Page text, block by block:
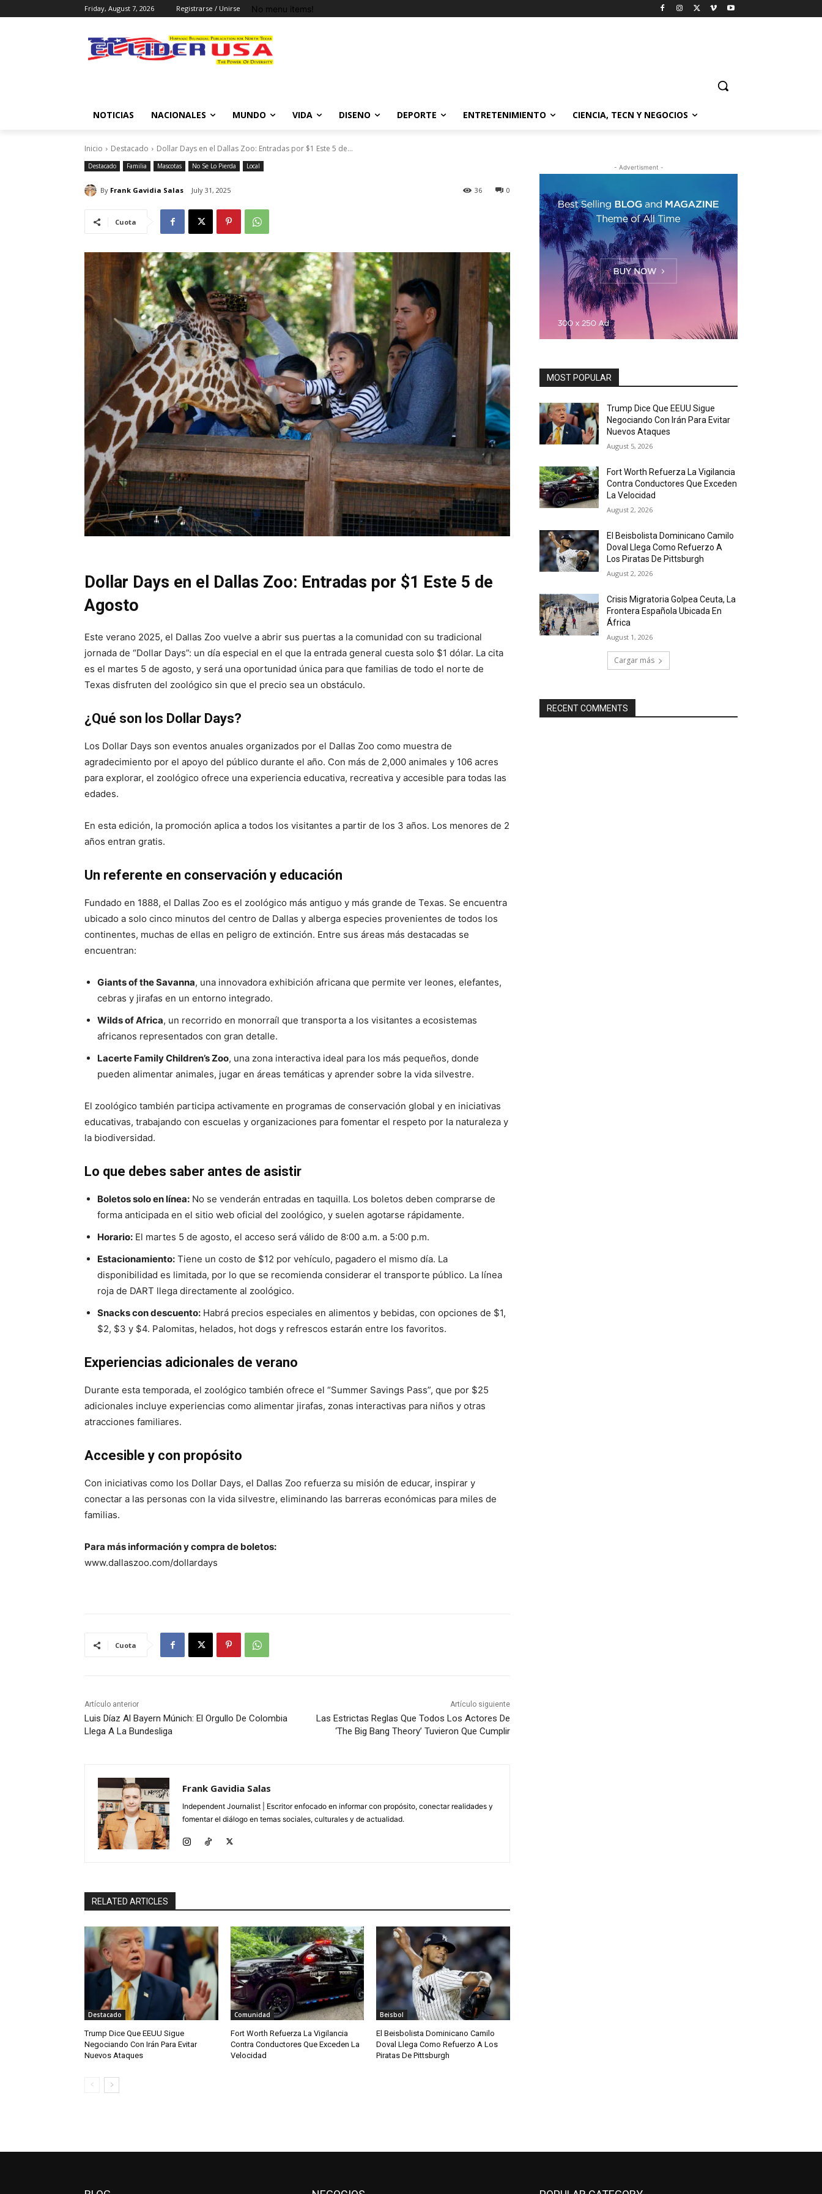
Friday, August 7, 2026 Registrarse / Unirse No menu items!
NOTICIAS NACIONALES MUNDO VIDA DISENO DEPORTE ENTRETENIMIENTO CIENCIA, TECN Y NEGOCIOS
Inicio Destacado Dollar Days en el Dallas Zoo: Entradas por $1 Este 5 de...
Destacado Familia Mascotas No Se Lo Pierda Local
By Frank Gavidia Salas July 31, 2025 0
36
Cuota
Dollar Days en el Dallas Zoo: Entradas por $1 Este 5 de
Agosto
Este verano 2025, el Dallas Zoo vuelve a abrir sus puertas a la comunidad con su tradicional
jornada de “Dollar Days”: un día especial en el que la entrada general cuesta solo $1 dólar. La cita
es el martes 5 de agosto, y será una oportunidad única para que familias de todo el norte de
Texas disfruten del zoológico sin que el precio sea un obstáculo.
¿Qué son los Dollar Days?
Los Dollar Days son eventos anuales organizados por el Dallas Zoo como muestra de
agradecimiento por el apoyo del público durante el año. Con más de 2,000 animales y 106 acres
para explorar, el zoológico ofrece una experiencia educativa, recreativa y accesible para todas las
edades.
En esta edición, la promoción aplica a todos los visitantes a partir de los 3 años. Los menores de 2
años entran gratis.
Un referente en conservación y educación
Fundado en 1888, el Dallas Zoo es el zoológico más antiguo y más grande de Texas. Se encuentra
ubicado a solo cinco minutos del centro de Dallas y alberga especies provenientes de todos los
continentes, muchas de ellas en peligro de extinción. Entre sus áreas más destacadas se
encuentran:
Giants of the Savanna, una innovadora exhibición africana que permite ver leones, elefantes,
cebras y jirafas en un entorno integrado.
Wilds of Africa, un recorrido en monorraíl que transporta a los visitantes a ecosistemas
africanos representados con gran detalle.
Lacerte Family Children’s Zoo, una zona interactiva ideal para los más pequeños, donde
pueden alimentar animales, jugar en áreas temáticas y aprender sobre la vida silvestre.
El zoológico también participa activamente en programas de conservación global y en iniciativas
educativas, trabajando con escuelas y organizaciones para fomentar el respeto por la naturaleza y
la biodiversidad.
Lo que debes saber antes de asistir
Boletos solo en línea: No se venderán entradas en taquilla. Los boletos deben comprarse de
forma anticipada en el sitio web oficial del zoológico, y suelen agotarse rápidamente.
Horario: El martes 5 de agosto, el acceso será válido de 8:00 a.m. a 5:00 p.m.
Estacionamiento: Tiene un costo de $12 por vehículo, pagadero el mismo día. La
disponibilidad es limitada, por lo que se recomienda considerar el transporte público. La línea
roja de DART llega directamente al zoológico.
Snacks con descuento: Habrá precios especiales en alimentos y bebidas, con opciones de $1,
$2, $3 y $4. Palomitas, helados, hot dogs y refrescos estarán entre los favoritos.
Experiencias adicionales de verano
Durante esta temporada, el zoológico también ofrece el “Summer Savings Pass”, que por $25
adicionales incluye experiencias como alimentar jirafas, zonas interactivas para niños y otras
atracciones familiares.
Accesible y con propósito
Con iniciativas como los Dollar Days, el Dallas Zoo refuerza su misión de educar, inspirar y
conectar a las personas con la vida silvestre, eliminando las barreras económicas para miles de
familias.
Para más información y compra de boletos:
www.dallaszoo.com/dollardays
Cuota
Artículo anterior
Luis Díaz Al Bayern Múnich: El Orgullo De Colombia
Llega A La Bundesliga
Artículo siguiente
Las Estrictas Reglas Que Todos Los Actores De
‘The Big Bang Theory’ Tuvieron Que Cumplir
Frank Gavidia Salas
Independent Journalist | Escritor enfocado en informar con propósito, conectar realidades y
fomentar el diálogo en temas sociales, culturales y de actualidad.
RELATED ARTICLES
Destacado
Trump Dice Que EEUU Sigue
Negociando Con Irán Para Evitar
Nuevos Ataques
Comunidad
Fort Worth Refuerza La Vigilancia
Contra Conductores Que Exceden La
Velocidad
Beisbol
El Beisbolista Dominicano Camilo
Doval Llega Como Refuerzo A Los
Piratas De Pittsburgh
- Advertisment -
MOST POPULAR
Trump Dice Que EEUU Sigue
Negociando Con Irán Para Evitar
Nuevos Ataques
August 5, 2026
Fort Worth Refuerza La Vigilancia
Contra Conductores Que Exceden
La Velocidad
August 2, 2026
El Beisbolista Dominicano Camilo
Doval Llega Como Refuerzo A
Los Piratas De Pittsburgh
August 2, 2026
Crisis Migratoria Golpea Ceuta, La
Frontera Española Ubicada En
África
August 1, 2026
Cargar más
RECENT COMMENTS